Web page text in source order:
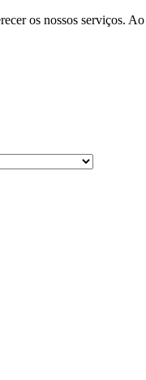
os nossos serviços.